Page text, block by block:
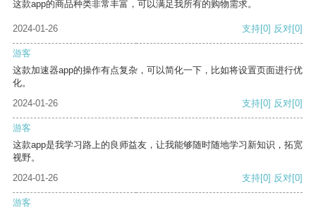
这款app的商品种类非常丰富，可以满足我所有的购物需求。
2024-01-26 支持[0] 反对[0]
游客
这款加速器app的操作有点复杂，可以简化一下，比如将设置页面进行优
化。
2024-01-26
支持[0] 反对[0]
游客
这款app是我学习路上的良师益友，让我能够随时随地学习新知识，拓宽
视野。
2024-01-26
支持[0] 反对[0]
游客